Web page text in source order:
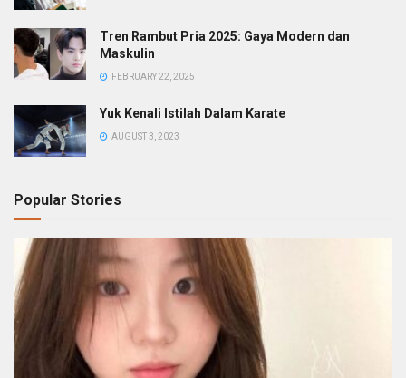
Tren Rambut Pria 2025: Gaya Modern dan
Maskulin
FEBRUARY 22, 2025
Yuk Kenali Istilah Dalam Karate
AUGUST 3, 2023
Popular Stories